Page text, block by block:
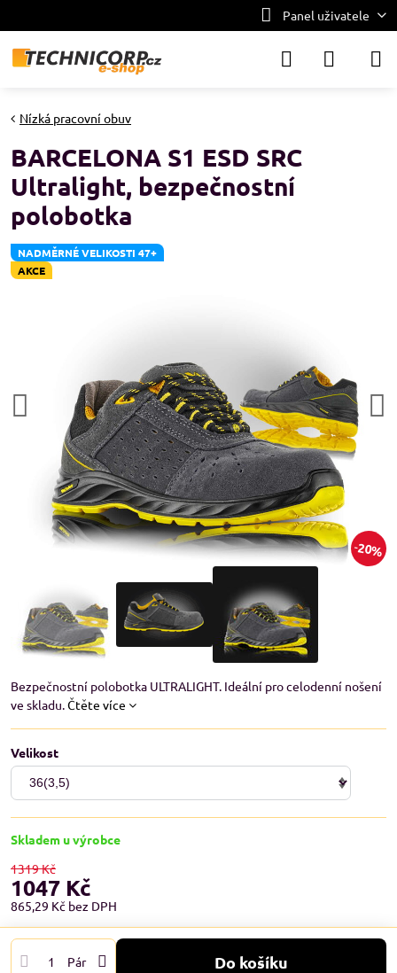
Panel uživatele
NADMĚRNÉ VELIKOSTI 47+
AKCE
20%
Nízká pracovní obuv
BARCELONA S1 ESD SRC
Ultralight, bezpečnostní
polobotka
Bezpečnostní polobotka ULTRALIGHT. Ideální pro celodenní nošení
ve skladu.Čtěte více
Velikost
Skladem u výrobce
1319 Kč
1047 Kč
865,29 Kč bez DPH
Pár Do košíku